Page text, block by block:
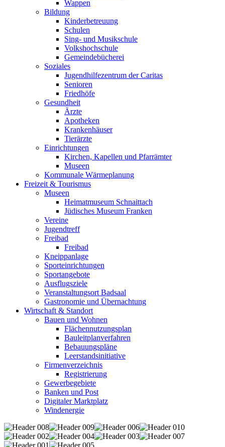
Wappen
Bildung
Kinderbetreuung
Schulen
Sing- und Musikschule
Volkshochschule
Gemeindebücherei
Soziales
Jugendhilfezentrum der Caritas
Senioren
Friedhöfe
Gesundheit
Ärzte
Apotheken
Krankenhäuser
Tierärzte
Einrichtungen
Kirchen, Kapellen und Pfarrämter
Museen
Kommunale Wärmeplanung
Freizeit & Tourismus
Museen
Heimatmuseum Schnaittach
Jüdisches Museum Franken
Vereine
Jugendtreff
Freibad
Freibad
Kneippanlage
Sporteinrichtungen
Sportangebote
Ausflugsziele
Veranstaltungsort Badsaal
Gastronomie und Übernachtung
Wirtschaft & Standort
Bauen und Wohnen
Flächennutzungsplan
Bauleitplanverfahren
Bebauungspläne
Leerstandsinitiative
Firmenverzeichnis
Registrierung
Gewerbegebiete
Banken und Post
Digitaler Marktplatz
Windenergie